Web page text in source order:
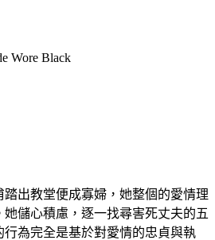
Wore Black
出教堂便成寡婦，她整個的愛情理
儲心積慮，逐一找尋害死丈夫的五
為完全是基於對愛情的忠貞與執